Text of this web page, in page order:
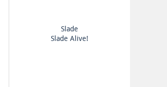
Slade
Slade Alive!